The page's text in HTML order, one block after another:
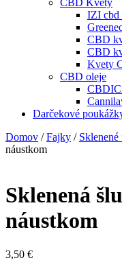
CBD Kvety
IZI cbd
CBD
CBD
Kvety
CBD oleje
Darčekové
Domov /Fajky /
náustkom
Sklenená
náustkom
3,50 €